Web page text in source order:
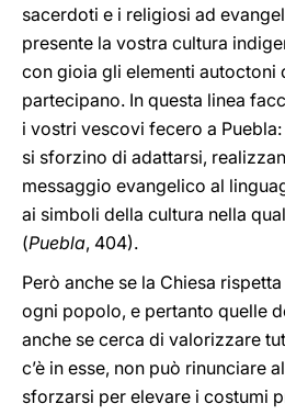
sacerdoti e i religiosi ad
presente la vostra cultura
con gioia gli elementi autoctoni
partecipano. In questa linea
i vostri vescovi fecero a
si sforzino di adattarsi,
messaggio evangelico al
ai simboli della cultura nella
(Puebla, 404).
Però anche se la Chiesa
ogni popolo, e pertanto quelle
anche se cerca di valorizzare
c’è in esse, non può rinunciare
sforzarsi per elevare i costumi